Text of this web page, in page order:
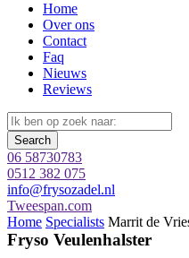
Home
Over ons
Contact
Faq
Nieuws
Reviews
Search
06 58730783
0512 382 075
info@frysozadel.nl
Tweespan.com
Home Specialists Marrit de
Fryso Veulenhalster